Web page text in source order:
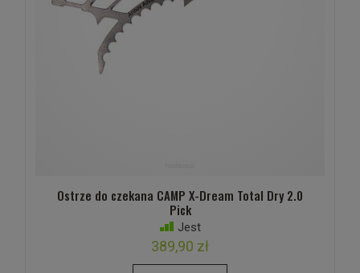
Ostrze do czekana CAMP X-Dream Total Dry 2.0
Pick
Jest
389,90 zł